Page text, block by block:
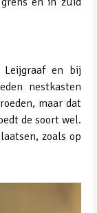
en bij
nestkasten
maar dat
de soort wel.
zoals op